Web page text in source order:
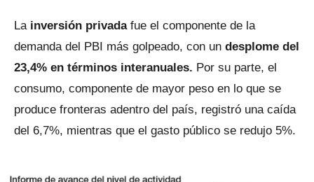
La inversión privadafue el componente de la
demanda del PBI más golpeado, con un desplome del
23,4% en términos interanuales. Por su parte, el
consumo, componente de mayor peso en lo que se
produce fronteras adentro del país, registró una caída
del 6,7%, mientras que el gasto público se redujo 5%.